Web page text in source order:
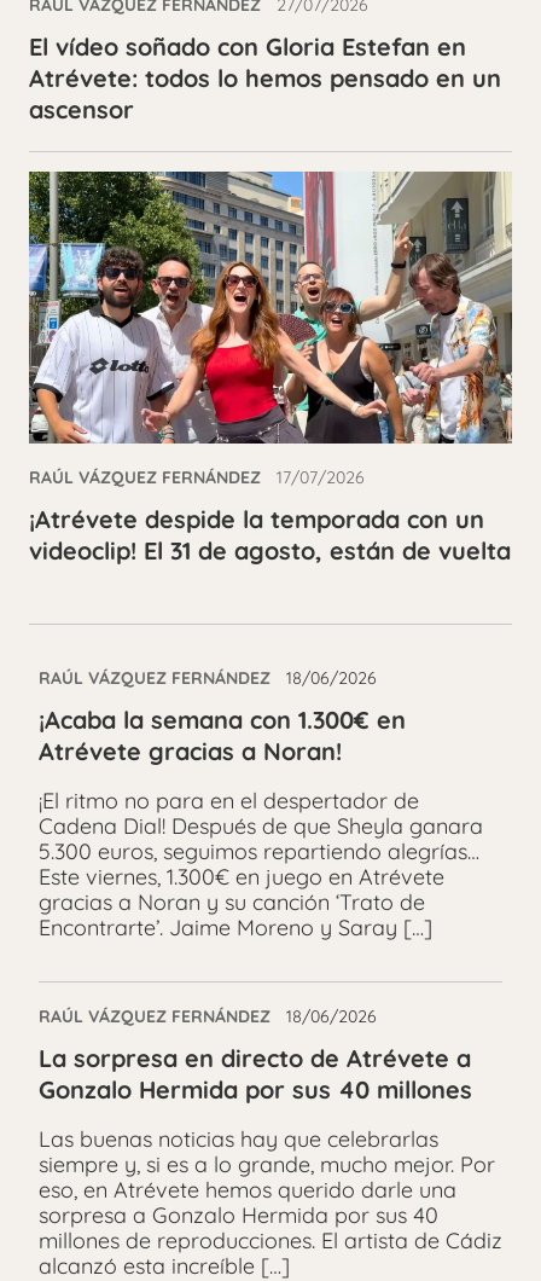
RAÚL VÁZQUEZ FERNÁNDEZ 27/07/2026
El vídeo soñado con Gloria Estefan en
Atrévete: todos lo hemos pensado en un
ascensor
RAÚL VÁZQUEZ FERNÁNDEZ 17/07/2026
¡Atrévete despide la temporada con un
videoclip! El 31 de agosto, están de vuelta
RAÚL VÁZQUEZ FERNÁNDEZ 18/06/2026
¡Acaba la semana con 1.300€ en
Atrévete gracias a Noran!
¡El ritmo no para en el despertador de
Cadena Dial! Después de que Sheyla ganara
5.300 euros, seguimos repartiendo alegrías…
Este viernes, 1.300€ en juego en Atrévete
gracias a Noran y su canción ‘Trato de
Encontrarte’. Jaime Moreno y Saray […]
RAÚL VÁZQUEZ FERNÁNDEZ 18/06/2026
La sorpresa en directo de Atrévete a
Gonzalo Hermida por sus 40 millones
Las buenas noticias hay que celebrarlas
siempre y, si es a lo grande, mucho mejor. Por
eso, en Atrévete hemos querido darle una
sorpresa a Gonzalo Hermida por sus 40
millones de reproducciones. El artista de Cádiz
alcanzó esta increíble […]